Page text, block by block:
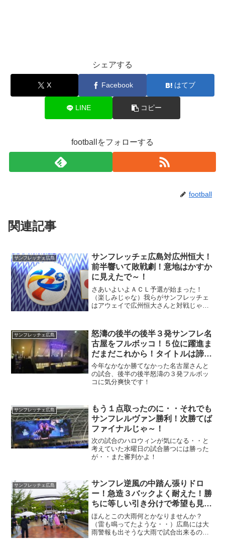
シェアする
X Facebook はてブ
LINE コピー
footballをフォローする
football
関連記事
サンフレッチェ広島
サンフレッチェ広島対広州恒大！
前半響いて敗戦劇！意地はかすか
に見えたで～！
さあいよいよＡＣＬ予選が始まった！
（楽しみじゃな）我らがサンフレッチェ
はアウェイで広州恒大さんと対戦じゃ！
サンフレッチェ広島
怒濤の後半の後半３発サンフレ名
古屋をフルボッコ！５位に躍進ま
だまだこれから！タイトルは諦め
ないで～！
今年なかなか勝てなかった名古屋さんと
の試合、後半の後半怒濤の３発フルボッ
コに気分爽快です！
サンフレッチェ広島
もう１点取ったのに・・それでも
サンフレルヴァン勝利！次勝てば
ファイナルじゃ～！
次の試合のハロウィンが気になる・・と
考えていた水曜日の試合勝つには勝った
が・・また審判かよ！
サンフレッチェ広島
サンフレ逆風の中踏ん張りドロ
ー！急造３バックよく耐えた！勝
ちに等しい引き分けで希望も見え
たぞ～！
ほんとこの大雨何とかなりませんか？
（雷も鳴ってたような・・）広島には大
雨警報も出そうな大雨で試合出来るのか